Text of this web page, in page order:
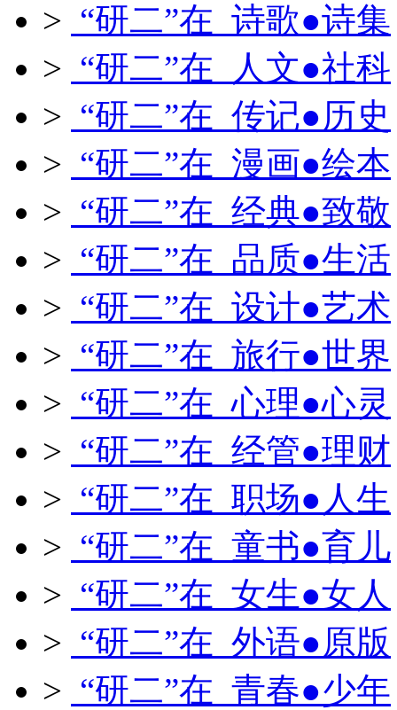
> “研二”在 诗歌●诗集
> “研二”在 人文●社科
> “研二”在 传记●历史
> “研二”在 漫画●绘本
> “研二”在 经典●致敬
> “研二”在 品质●生活
> “研二”在 设计●艺术
> “研二”在 旅行●世界
> “研二”在 心理●心灵
> “研二”在 经管●理财
> “研二”在 职场●人生
> “研二”在 童书●育儿
> “研二”在 女生●女人
> “研二”在 外语●原版
> “研二”在 青春●少年